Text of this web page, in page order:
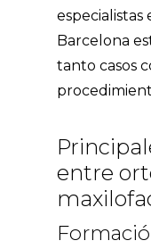
especialistas
Barcelona
tanto casos
entre